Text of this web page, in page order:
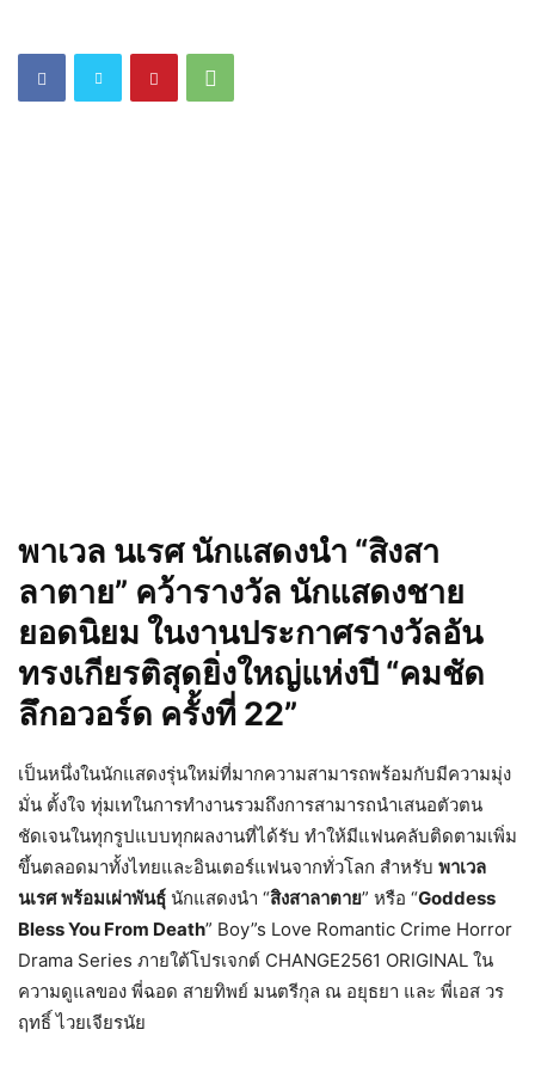
พาเวล นเรศ นักแสดงนำ “สิงสา
ลาตาย” คว้ารางวัล นักแสดงชาย
ยอดนิยม ในงานประกาศรางวัลอัน
ทรงเกียรติสุดยิ่งใหญ่แห่งปี “คมชัด
ลึกอวอร์ด ครั้งที่ 22”
เป็นหนึ่งในนักแสดงรุ่นใหม่ที่มากความสามารถพร้อมกับมีความมุ่ง
มั่น ตั้งใจ ทุ่มเทในการทำงานรวมถึงการสามารถนำเสนอตัวตน
ชัดเจนในทุกรูปแบบทุกผลงานที่ได้รับ ทำให้มีแฟนคลับติดตามเพิ่ม
ขึ้นตลอดมาทั้งไทยและอินเตอร์แฟนจากทั่วโลก สำหรับ พาเวล
นเรศ พร้อมเผ่าพันธุ์ นักแสดงนำ “สิงสาลาตาย” หรือ “Goddess
Bless You From Death” Boy”s Love Romantic Crime Horror
Drama Series ภายใต้โปรเจกต์ CHANGE2561 ORIGINAL ใน
ความดูแลของ พี่ฉอด สายทิพย์ มนตรีกุล ณ อยุธยา และ พี่เอส วร
ฤทธิ์ ไวยเจียรนัย